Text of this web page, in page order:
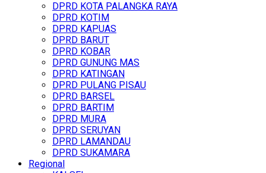
DPRD KOTA PALANGKA RAYA
DPRD KOTIM
DPRD KAPUAS
DPRD BARUT
DPRD KOBAR
DPRD GUNUNG MAS
DPRD KATINGAN
DPRD PULANG PISAU
DPRD BARSEL
DPRD BARTIM
DPRD MURA
DPRD SERUYAN
DPRD LAMANDAU
DPRD SUKAMARA
Regional